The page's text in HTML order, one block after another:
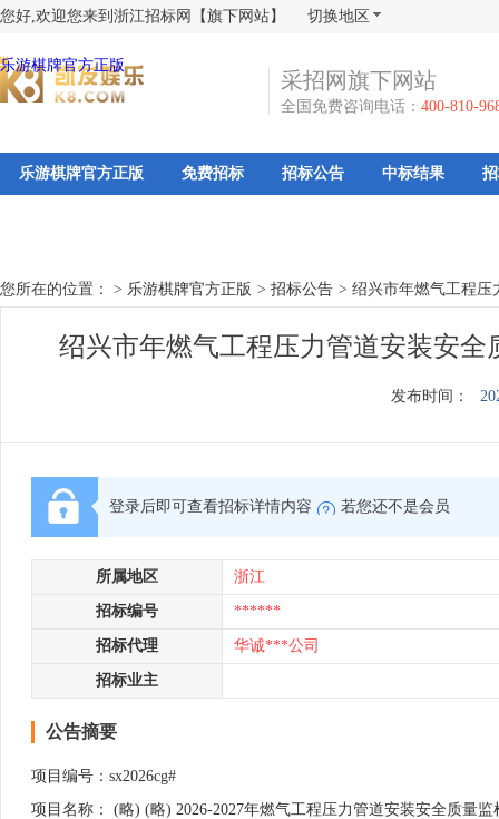
您好,欢迎您来到浙江招标网【旗下网站】 切换地区
乐游棋牌官方正版
采招网旗下网站
全国免费咨询电话： 400-810-
乐游棋牌官方正版 免费招标 招标公告 中标结果
您所在的位置： > 乐游棋牌官方正版 > 招标公告 > 绍兴市年燃气工程压
绍兴市年燃气工程压力管道安装安
发布时间：
登录后即可查看招标详情内容 若您还不是会员
所属地区 浙江
招标编号 ******
招标代理 华诚***公司
招标业主
公告摘要
项目编号：sx2026cg#
项目名称： (略) (略) 2026-2027年燃气工程压力管道安装安全质量